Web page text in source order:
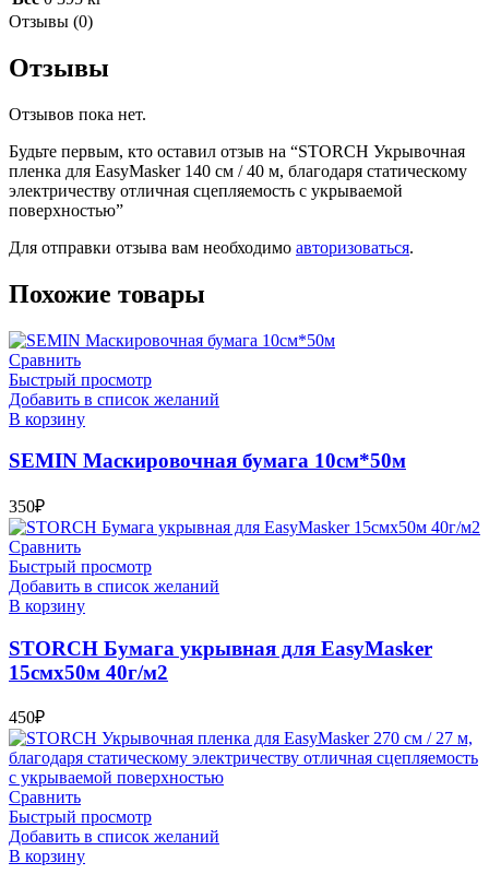
Отзывы (0)
Отзывы
Отзывов пока нет.
Будьте первым, кто оставил отзыв на “STORCH Укрывочная
пленка для EasyMasker 140 cм / 40 м, благодаря статическому
электричеству отличная сцепляемость с укрываемой
поверхностью”
Для отправки отзыва вам необходимо авторизоваться.
Похожие товары
Сравнить
Быстрый просмотр
Добавить в список желаний
В корзину
SEMIN Маскировочная бумага 10см*50м
350₽
Сравнить
Быстрый просмотр
Добавить в список желаний
В корзину
STORCH Бумага укрывная для EasyMasker
15смх50м 40г/м2
450₽
Сравнить
Быстрый просмотр
Добавить в список желаний
В корзину